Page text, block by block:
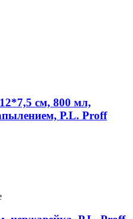
см, 800 мл,
P.L. Proff